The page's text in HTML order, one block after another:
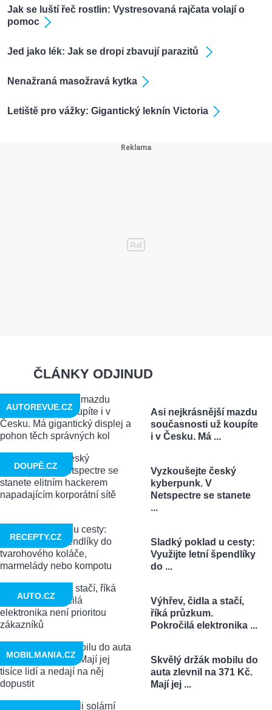
Jak se luští řeč rostlin: Vystresovaná rajčata volají o
pomoc
Jed jako lék: Jak se dropi zbavují parazitů
Nenažraná masožravá kytka
Letiště pro vážky: Gigantický leknín Victoria
ČLÁNKY ODJINUD
Asi nejkrásnější mazdu
současnosti už koupíte
i v Česku. Má ...
AUTOREVUE.CZ
Vyzkoušejte český
kyberpunk. V
Netspectre se stanete
...
DOUPĚ.CZ
Sladký poklad u cesty:
Využijte letní špendlíky
do ...
RECEPTY.CZ
Výhřev, čidla a stačí,
říká průzkum.
Pokročilá elektronika ...
AUTO.CZ
Skvělý držák mobilu do
auta zlevnil na 371 Kč.
Mají jej ...
MOBILMANIA.CZ